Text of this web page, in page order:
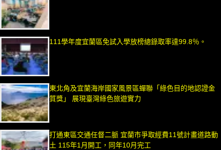
111學年度宜蘭區免試入學放榜總錄取率達99.8％。
東北角及宜蘭海岸國家風景區蟬聯「綠色目的地認證金
質獎」 展現臺灣綠色旅遊實力
打通東區交通任督二脈 宜蘭市爭取經費11號計畫道路動
土 115年1月開工，同年10月完工